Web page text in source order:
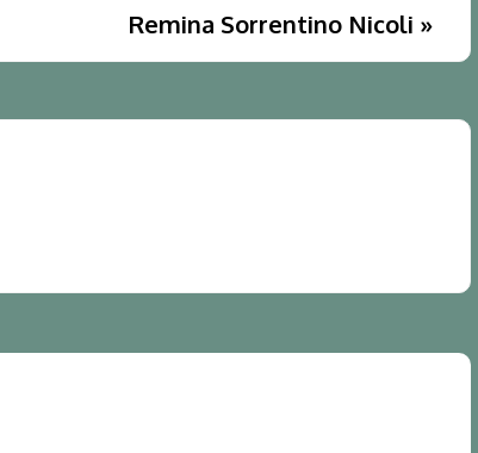
Remina Sorrentino Nicoli »